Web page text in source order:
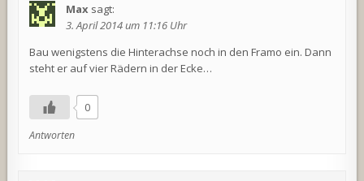
Max sagt:
3. April 2014 um 11:16 Uhr
Bau wenigstens die Hinterachse noch in den Framo ein. Dann
steht er auf vier Rädern in der Ecke…
0
Antworten